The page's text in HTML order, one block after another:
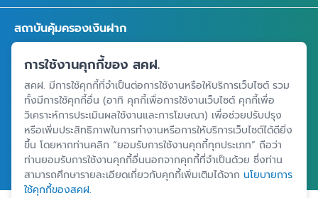
สถาบันคุ้มครองเงินฝาก
อาคารเอสเจ อินฟินิท วัน บิสซิเนสคอมเพล็กซ์ ชั้น 25 - 27 เลขที่ 349
ถนนวิภาวดีรังสิต แขวงจอมพล เขตจตุจักร กรุงเทพฯ 10900
ศูนย์ข้อมูลคุ้มครองเงินฝาก
การใช้งานคุกกี้ของ สคฝ.
สคฝ. มีการใช้คุกกี้ที่จำเป็นต่อการใช้งานหรือให้บริการเว็บไซต์ รวม
ทั้งมีการใช้คุกกี้อื่น (อาทิ คุกกี้เพื่อการใช้งานเว็บไซต์ คุกกี้เพื่อ
วิเคราะห์การประเมินผลใช้งานและการโฆษณา) เพื่อช่วยปรับปรุง
หรือเพิ่มประสิทธิภาพในการทำงานหรือการให้บริการเว็บไซต์ได้ดียิ่ง
ขึ้น โดยหากท่านคลิก “ยอมรับการใช้งานคุกกี้ทุกประเภท” ถือว่า
ท่านยอมรับการใช้งานคุกกี้อื่นนอกจากคุกกี้ที่จำเป็นด้วย ซึ่งท่าน
สามารถศึกษารายละเอียดเกี่ยวกับคุกกี้เพิ่มเติมได้จาก นโยบายการ
ใช้คุกกี้ของสคฝ.